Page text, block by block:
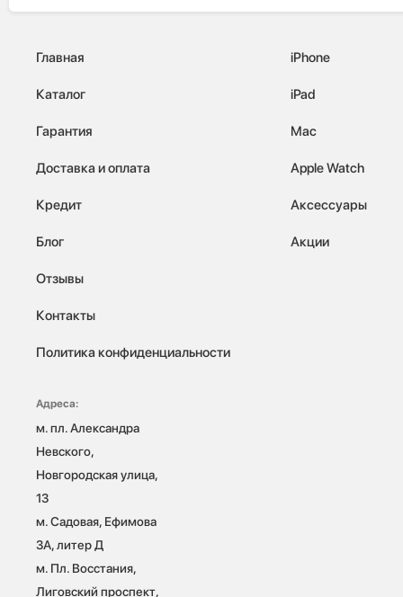
Главная
Каталог
Гарантия
Доставка и оплата
Кредит
Блог
Отзывы
Контакты
Политика конфиденциальности
iPhone
iPad
Mac
Apple Watch
Аксессуары
Акции
Адреса:
м. пл. Александра
Невского,
Новгородская улица,
13
м. Садовая, Ефимова
3А, литер Д
м. Пл. Восстания,
Лиговский проспект,